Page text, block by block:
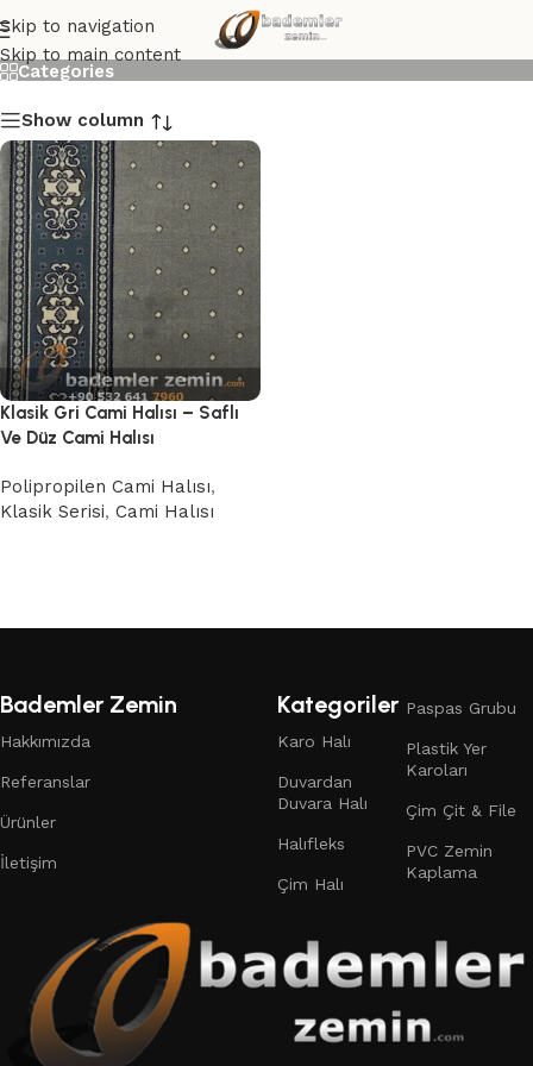
Skip to navigation
Skip to main content
Klasik Gri Cami Halısı
Categories
Show column
Klasik Gri Cami Halısı – Saflı
Ve Düz Cami Halısı
Polipropilen Cami Halısı,
Klasik Serisi, Cami Halısı
Bademler Zemin
Hakkımızda
Referanslar
Ürünler
İletişim
Kategoriler
Karo Halı
Duvardan
Duvara Halı
Halıfleks
Çim Halı
Paspas Grubu
Plastik Yer
Karoları
Çim Çit & File
PVC Zemin
Kaplama